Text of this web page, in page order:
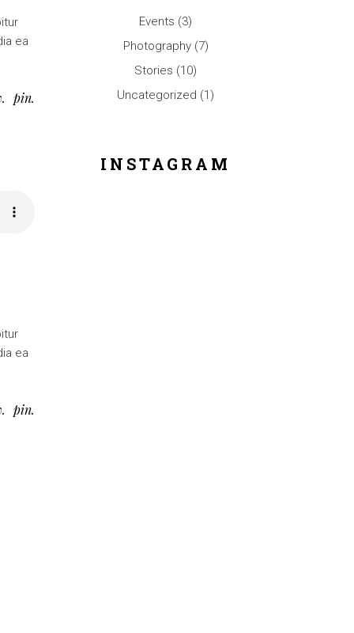
ea
pin
ea
pin
Events (3)
Photography(7)
Stories (10)
Uncategorized (1)
INSTAGRAM